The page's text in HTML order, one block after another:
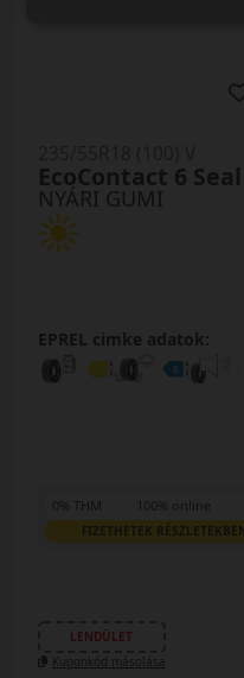
NYÁRI GUMI
EcoContact 6 Seal
EPREL cimke adatok:
0% THM 100% online
FIZETHETEK
LENDÜLET
Kuponkód másolása